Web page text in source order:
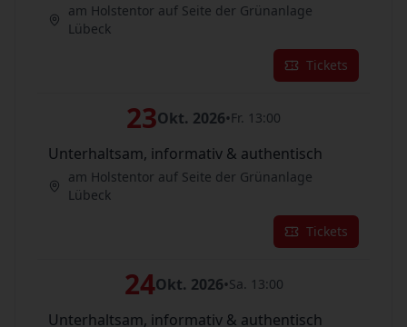
am Holstentor auf Seite der Grünanlage
Lübeck
Tickets
23Okt. 2026•Fr. 13:00
Unterhaltsam, informativ & authentisch
am Holstentor auf Seite der Grünanlage
Lübeck
Tickets
24Okt. 2026•Sa. 13:00
Unterhaltsam, informativ & authentisch